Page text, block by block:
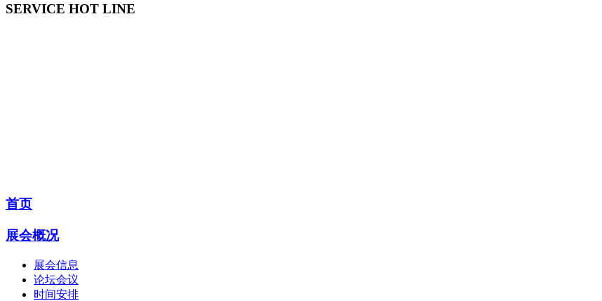
SERVICE HOT LINE
首页
展会概况
展会信息
论坛会议
时间安排